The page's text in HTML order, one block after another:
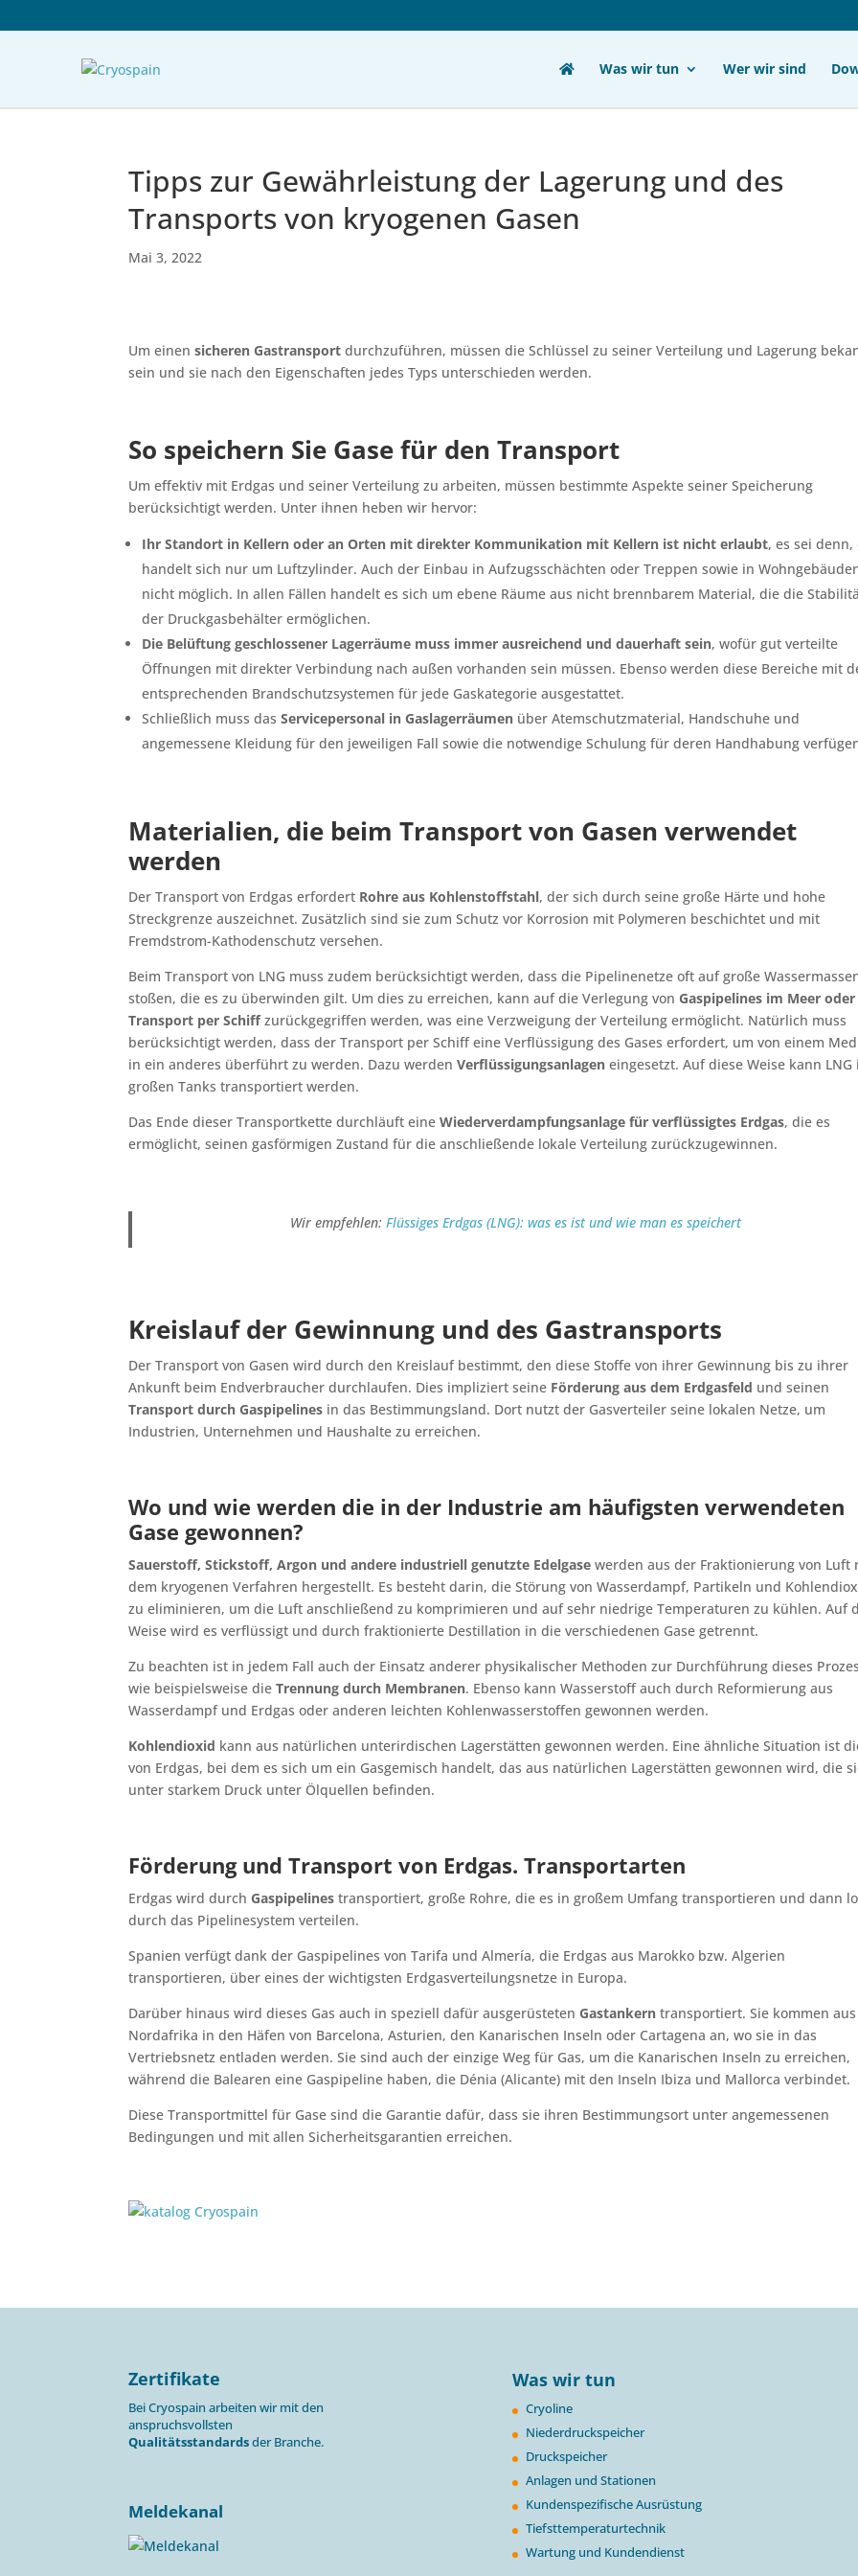
Was wir tun Wer wir sind
Tipps zur Gewährleistung der Lagerung und des
Transports von kryogenen Gasen
Mai 3, 2022
Um einensicheren Gastransport durchzuführen, müssen die Schlüssel zu seiner Verteilung und Lagerung
sein und sie nach den Eigenschaften jedes Typs unterschieden werden.
So speichern Sie Gase für den Transport
Um effektiv mit Erdgas und seiner Verteilung zu arbeiten, müssen bestimmte Aspekte seiner Speicherung
berücksichtigt werden. Unter ihnen heben wir hervor:
Ihr Standort in Kellern oder an Orten mit direkter Kommunikation mit Kellern ist nicht erlaubt, es sei denn,
handelt sich nur um Luftzylinder. Auch der Einbau in Aufzugsschächten oder Treppen sowie in
nicht möglich. In allen Fällen handelt es sich um ebene Räume aus nicht brennbarem Material, die die
der Druckgasbehälter ermöglichen.
Die Belüftung geschlossener Lagerräume muss immer ausreichend und dauerhaft sein, wofür gut verteilte
Öffnungen mit direkter Verbindung nach außen vorhanden sein müssen. Ebenso werden diese Bereiche mit
entsprechenden Brandschutzsystemen für jede Gaskategorie ausgestattet.
Schließlich muss dasServicepersonal in Gaslagerräumen über Atemschutzmaterial, Handschuhe und
angemessene Kleidung für den jeweiligen Fall sowie die notwendige Schulung für deren Handhabung
Materialien, die beim Transport von Gasen verwendet
werden
Der Transport von Erdgas erfordert Rohre aus Kohlenstoffstahl, der sich durch seine große Härte und hohe
Streckgrenze auszeichnet. Zusätzlich sind sie zum Schutz vor Korrosion mit Polymeren beschichtet und mit
Fremdstrom-Kathodenschutz versehen.
Beim Transport von LNG muss zudem berücksichtigt werden, dass die Pipelinenetze oft auf große
stoßen, die es zu überwinden gilt. Um dies zu erreichen, kann auf die Verlegung von Gaspipelines im Meer
Transport per Schiffzurückgegriffen werden, was eine Verzweigung der Verteilung ermöglicht. Natürlich muss
berücksichtigt werden, dass der Transport per Schiff eine Verflüssigung des Gases erfordert, um von einem
in ein anderes überführt zu werden. Dazu werdenVerflüssigungsanlageneingesetzt. Auf diese Weise kann LNG
großen Tanks transportiert werden.
Das Ende dieser Transportkette durchläuft eineWiederverdampfungsanlage für verflüssigtes Erdgas, die es
ermöglicht, seinen gasförmigen Zustand für die anschließende lokale Verteilung zurückzugewinnen.
Wir empfehlen:Flüssiges Erdgas (LNG): was es ist und wie man es speichert
Kreislauf der Gewinnung und des Gastransports
Der Transport von Gasen wird durch den Kreislauf bestimmt, den diese Stoffe von ihrer Gewinnung bis zu ihrer
Ankunft beim Endverbraucher durchlaufen. Dies impliziert seine Förderung aus dem Erdgasfeld und seinen
Transport durch Gaspipelines in das Bestimmungsland. Dort nutzt der Gasverteiler seine lokalen Netze, um
Industrien, Unternehmen und Haushalte zu erreichen.
Wo und wie werden die in der Industrie am häufigsten verwendeten
Gase gewonnen?
Sauerstoff, Stickstoff, Argon und andere industriell genutzte Edelgase werden aus der Fraktionierung von Luft
dem kryogenen Verfahren hergestellt. Es besteht darin, die Störung von Wasserdampf, Partikeln und
zu eliminieren, um die Luft anschließend zu komprimieren und auf sehr niedrige Temperaturen zu kühlen. Auf
Weise wird es verflüssigt und durch fraktionierte Destillation in die verschiedenen Gase getrennt.
Zu beachten ist in jedem Fall auch der Einsatz anderer physikalischer Methoden zur Durchführung dieses
wie beispielsweise dieTrennung durch Membranen. Ebenso kann Wasserstoff auch durch Reformierung aus
Wasserdampf und Erdgas oder anderen leichten Kohlenwasserstoffen gewonnen werden.
Kohlendioxid kann aus natürlichen unterirdischen Lagerstätten gewonnen werden. Eine ähnliche Situation ist
von Erdgas, bei dem es sich um ein Gasgemisch handelt, das aus natürlichen Lagerstätten gewonnen wird, die
unter starkem Druck unter Ölquellen befinden.
Förderung und Transport von Erdgas. Transportarten
Erdgas wird durch Gaspipelinestransportiert, große Rohre, die es in großem Umfang transportieren und dann
durch das Pipelinesystem verteilen.
Spanien verfügt dank der Gaspipelines von Tarifa und Almería, die Erdgas aus Marokko bzw. Algerien
transportieren, über eines der wichtigsten Erdgasverteilungsnetze in Europa.
Darüber hinaus wird dieses Gas auch in speziell dafür ausgerüsteten Gastankerntransportiert. Sie kommen aus
Nordafrika in den Häfen von Barcelona, ​​​​Asturien, den Kanarischen Inseln oder Cartagena an, wo sie in das
Vertriebsnetz entladen werden. Sie sind auch der einzige Weg für Gas, um die Kanarischen Inseln zu erreichen,
während die Balearen eine Gaspipeline haben, die Dénia (Alicante) mit den Inseln Ibiza und Mallorca verbindet.
Diese Transportmittel für Gase sind die Garantie dafür, dass sie ihren Bestimmungsort unter angemessenen
Bedingungen und mit allen Sicherheitsgarantien erreichen.
Zertifikate
Bei Cryospain arbeiten wir mit den
anspruchsvollsten
Qualitätsstandardsder Branche.
Meldekanal
Was wir tun
Cryoline
Niederdruckspeicher
Druckspeicher
Anlagen und Stationen
Kundenspezifische Ausrüstung
Tiefsttemperaturtechnik
Wartung und Kundendienst